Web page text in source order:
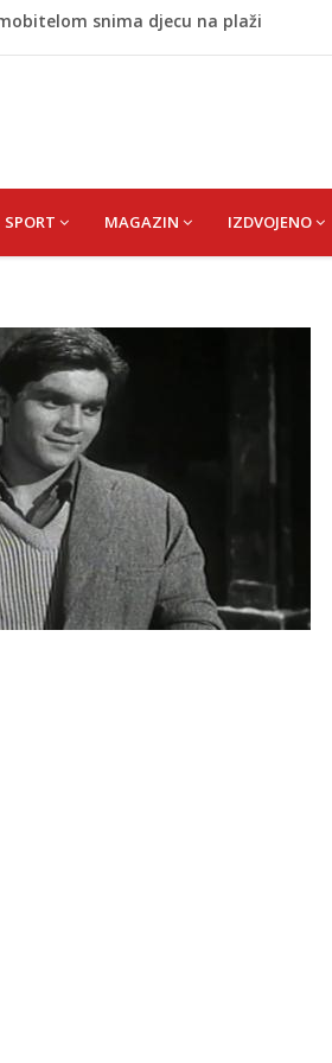
snima djecu na plaži
NBA igrač iz Litvanije ne želi
SPORT MAGAZIN IZDVOJENO